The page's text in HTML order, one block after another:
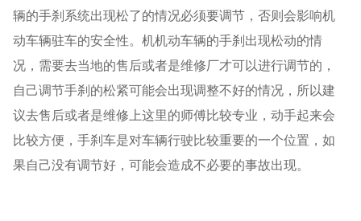
辆的手刹系统出现松了的情况必须要调节，否则会影响机
动车辆驻车的安全性。机机动车辆的手刹出现松动的情
况，需要去当地的售后或者是维修厂才可以进行调节的，
自己调节手刹的松紧可能会出现调整不好的情况，所以建
议去售后或者是维修上这里的师傅比较专业，动手起来会
比较方便，手刹车是对车辆行驶比较重要的一个位置，如
果自己没有调节好，可能会造成不必要的事故出现。